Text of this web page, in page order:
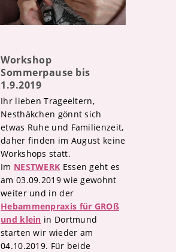
Workshop
Sommerpause bis
1.9.2019
Ihr lieben Trageeltern,
Nesthäkchen gönnt sich
etwas Ruhe und Familienzeit,
daher finden im August keine
Workshops statt.
Im NESTWERK Essen geht es
am 03.09.2019 wie gewohnt
weiter und in der
Hebammenpraxis für GROß
und klein in Dortmund
starten wir wieder am
04.10.2019. Für beide